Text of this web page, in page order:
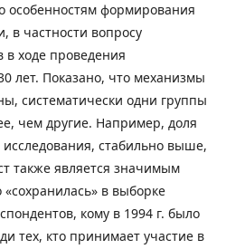
особенностям формирования
в частности вопросу
ходе проведения
лет. Показано, что механизмы
систематически одни группы
чем другие. Например, доля
стабильно выше,
также является значимым
в выборке
кому в 1994 г. было
тех, кто принимает участие в